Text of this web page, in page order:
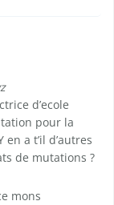
d’ecole
pour la
a t’il d’autres
de mutations ?
mons